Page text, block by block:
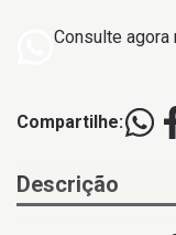
Consulte agora
Compartilhe:
Descrição